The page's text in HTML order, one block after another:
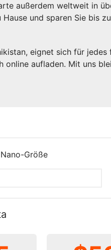
außerdem weltweit in
und sparen Sie bis
eignet sich für
aufladen. Mit uns
Größe